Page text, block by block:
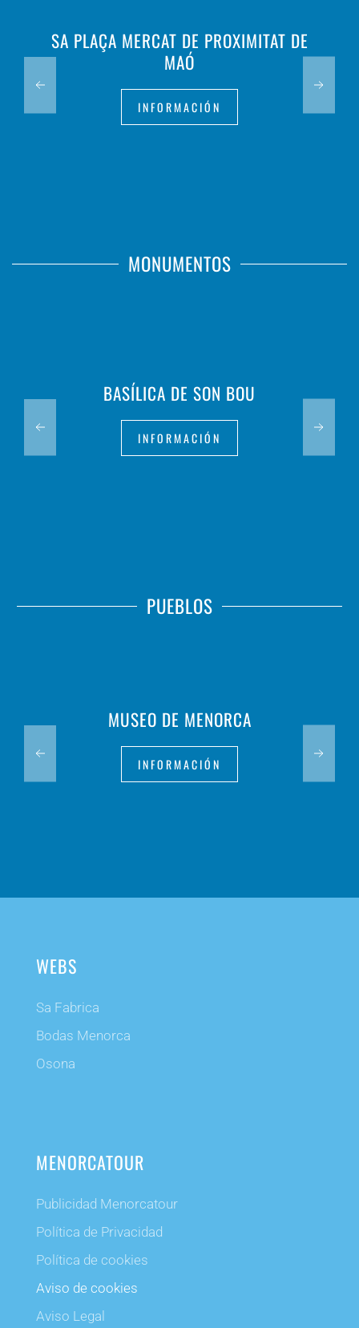
SA PLAÇA MERCAT DE PROXIMITAT DE
MAÓ
INFORMACIÓN
MONUMENTOS
BASÍLICA DE SON BOU
INFORMACIÓN
PUEBLOS
MUSEO DE MENORCA
INFORMACIÓN
WEBS
Sa Fabrica
Bodas Menorca
Osona
MENORCATOUR
Publicidad Menorcatour
Política de Privacidad
Política de cookies
Aviso de cookies
Aviso Legal